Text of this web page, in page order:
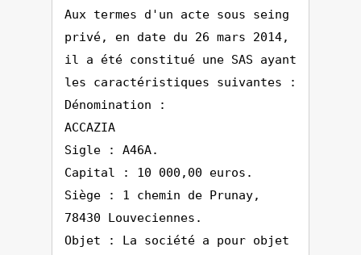
Aux termes d'un acte sous seing
privé, en date du 26 mars 2014,
il a été constitué une SAS ayant
les caractéristiques suivantes :
Dénomination :
ACCAZIA
Sigle : A46A.
Capital : 10 000,00 euros.
Siège : 1 chemin de Prunay,
78430 Louveciennes.
Objet : La société a pour objet